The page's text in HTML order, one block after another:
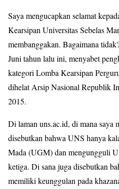
Saya mengucapkan selamat
Kearsipan Universitas Sebelas
membanggakan. Bagaimana
Juni tahun lalu ini, menyabet
kategori Lomba Kearsipan
dihelat Arsip Nasional Republik
2015.
Di laman uns.ac.id, di mana saya
disebutkan bahwa UNS hanya
Mada (UGM) dan mengungguli
ketiga. Di sana juga disebutkan
memiliki keunggulan pada